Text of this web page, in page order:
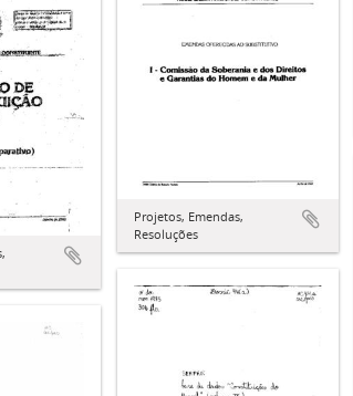
Projetos, Emendas,
Resoluções